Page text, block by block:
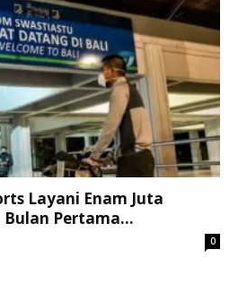
Layani Enam Juta
Bulan Pertama...
0